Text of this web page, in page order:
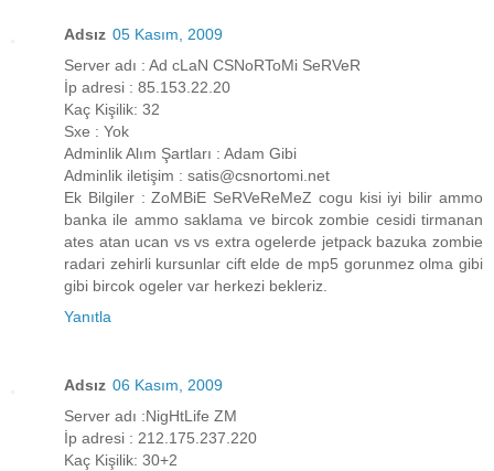
Adsız 05 Kasım, 2009
Server adı : Ad cLaN CSNoRToMi SeRVeR
İp adresi : 85.153.22.20
Kaç Kişilik: 32
Sxe : Yok
Adminlik Alım Şartları : Adam Gibi
Adminlik iletişim : satis@csnortomi.net
Ek Bilgiler : ZoMBiE SeRVeReMeZ cogu kisi iyi bilir ammo
banka ile ammo saklama ve bircok zombie cesidi tirmanan
ates atan ucan vs vs extra ogelerde jetpack bazuka zombie
radari zehirli kursunlar cift elde de mp5 gorunmez olma gibi
gibi bircok ogeler var herkezi bekleriz.
Yanıtla
Adsız 06 Kasım, 2009
Server adı :NigHtLife ZM
İp adresi : 212.175.237.220
Kaç Kişilik: 30+2